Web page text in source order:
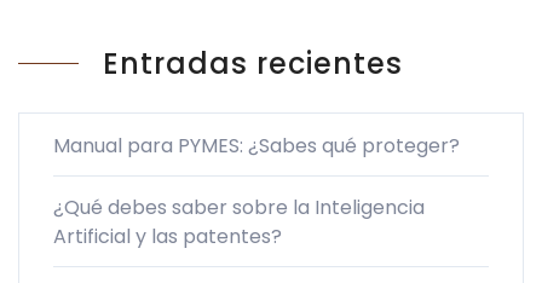
Entradas recientes
Manual para PYMES: ¿Sabes qué proteger?
¿Qué debes saber sobre la Inteligencia
Artificial y las patentes?